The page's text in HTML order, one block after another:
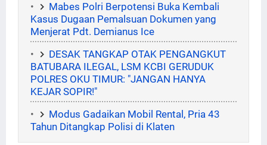
Mabes Polri Berpotensi Buka Kembali
Kasus Dugaan Pemalsuan Dokumen yang
Menjerat Pdt. Demianus Ice
DESAK TANGKAP OTAK PENGANGKUT
BATUBARA ILEGAL, LSM KCBI GERUDUK
POLRES OKU TIMUR: "JANGAN HANYA
KEJAR SOPIR!"
Modus Gadaikan Mobil Rental, Pria 43
Tahun Ditangkap Polisi di Klaten